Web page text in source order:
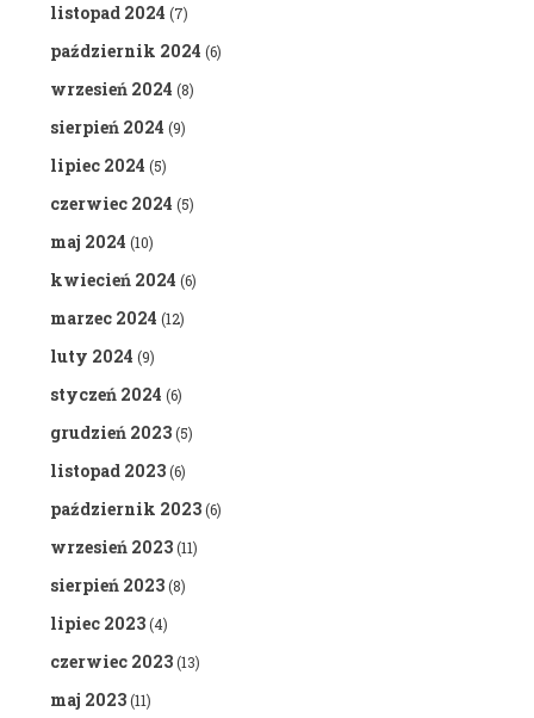
listopad 2024 (7)
październik 2024 (6)
wrzesień 2024 (8)
sierpień 2024 (9)
lipiec 2024 (5)
czerwiec 2024 (5)
maj 2024 (10)
kwiecień 2024 (6)
marzec 2024 (12)
luty 2024 (9)
styczeń 2024 (6)
grudzień 2023(5)
listopad 2023(6)
październik 2023(6)
wrzesień 2023(11)
sierpień 2023(8)
lipiec 2023(4)
czerwiec 2023(13)
maj 2023(11)